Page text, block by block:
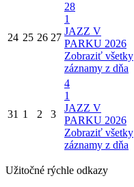
24 25 26 27
28
1
JAZZ V
PARKU 2026
Zobraziť všetky
záznamy z dňa
31 1 2 3
4
1
JAZZ V
PARKU 2026
Zobraziť všetky
záznamy z dňa
Užitočné rýchle odkazy